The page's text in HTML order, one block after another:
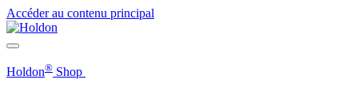
Accéder au contenu principal
Holdon® Shop